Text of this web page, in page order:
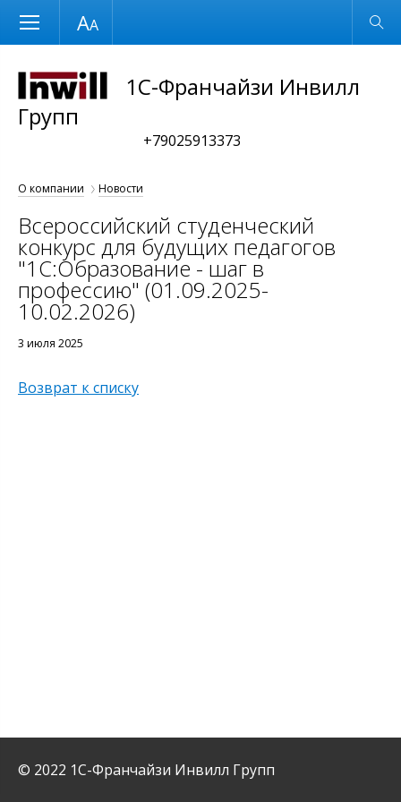
Размер шрифта Обычная версия
1С-Франчайзи Инвилл
Групп
+79025913373
О компании Новости
Всероссийский студенческий
конкурс для будущих педагогов
"1С:Образование - шаг в
профессию" (01.09.2025-
10.02.2026)
3 июля 2025
Возврат к списку
© 2022 1С-Франчайзи Инвилл Групп